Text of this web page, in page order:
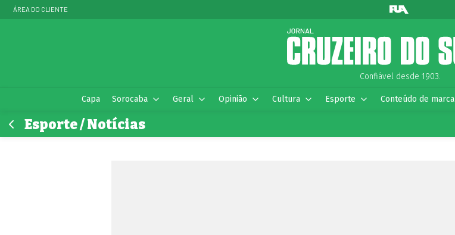
ÁREA DO CLIENTE
Confiável desde 1903.
Capa Sorocaba Geral Opinião Cultura Esporte Conteúdo de marca
Esporte / Notícias